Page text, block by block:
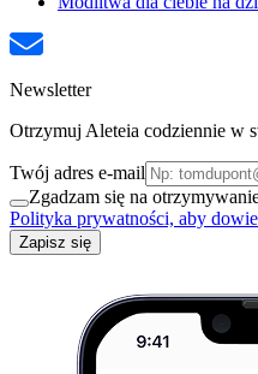
Newsletter
Otrzymuj Aleteia codziennie w
Twój adres e-mail
Zgadzam się na
Polityka prywatności, aby
Zapisz się